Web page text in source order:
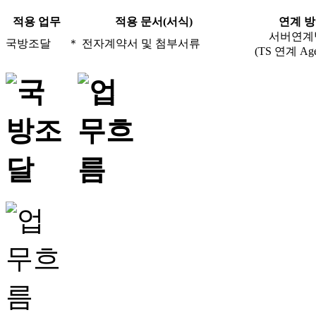
적용 업무 적용 문서(서식)
연계
국방조달
＊ 전자계약서 및 첨부서류
서버연계
(TS 연계